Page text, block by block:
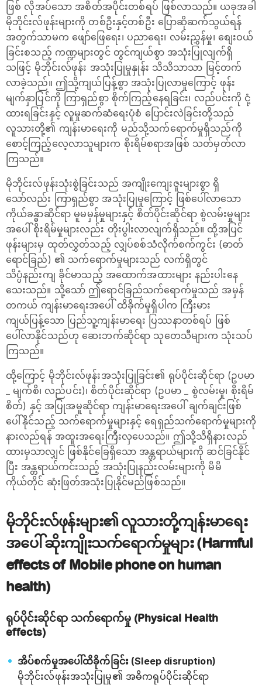
ဖြစ် လိုအပ်သော အစိတ်အပိုင်းတစ်ရပ် ဖြစ်လာသည်။ ယခုအခါ
မိုဘိုင်းလ်ဖုန်းများကို တစ်ဦးနှင့်တစ်ဦး ပြောဆိုဆက်သွယ်ရန်
အတွက်သာမက ဖျော်ဖြေရေး၊ ပညာရေး၊ လမ်းညွှန်မှု၊ စျေးဝယ်
ခြင်းစသည့် ကဏ္ဍများတွင် တွင်ကျယ်စွာ အသုံးပြုလျက်ရှိ
သဖြင့် မိုဘိုင်းလ်ဖုန်း အသုံးပြုမှုနှုန်း သိသိသာသာ မြင့်တက်
လာခဲ့သည်။ ဤသို့ကျယ်ပြန့်စွာ အသုံးပြုလာမှုကြောင့် ဖုန်း
မျက်နှာပြင်ကို ကြာရှည်စွာ စိုက်ကြည့်နေရခြင်း၊ လည်ပင်းကို ငုံ့
ထားရခြင်းနှင့် လူမှုဆက်ဆံရေးပုံစံ ပြောင်းလဲခြင်းတို့သည်
လူသားတို့၏ ကျန်းမာရေးကို မည်သို့သက်ရောက်မှုရှိသည်ကို
စောင့်ကြည့်လေ့လာသူများက စိုးရိမ်စရာအဖြစ် သတ်မှတ်လာ
ကြသည်။
မိုဘိုင်းလ်ဖုန်းသုံးစွဲခြင်းသည် အကျိုးကျေးဇူးများစွာ ရှိ
သော်လည်း ကြာရှည်စွာ အသုံးပြုမှုကြောင့် ဖြစ်ပေါ်လာသော
ကိုယ်ခန္ဓာဆိုင်ရာ မူမမှန်မှုများနှင့် စိတ်ပိုင်းဆိုင်ရာ စွဲလမ်းမှုများ
အပေါ် စိုးရိမ်မှုများလည်း တိုးပွါးလာလျက်ရှိသည်။ ထို့အပြင်
ဖုန်းများမှ ထုတ်လွှတ်သည့် လျှပ်စစ်သံလိုက်စက်ကွင်း (ဓာတ်
ရောင်ခြည်) ၏ သက်ရောက်မှုများသည် လက်ရှိတွင်
သိပ္ပံနည်းကျ ခိုင်မာသည့် အထောက်အထားများ နည်းပါးနေ
သေးသည်။ သို့သော် ဤရောင်ခြည်သက်ရောက်မှုသည် အမှန်
တကယ် ကျန်းမာရေးအပေါ် ထိခိုက်မှုရှိပါက ကြီးမား
ကျယ်ပြန့်သော ပြည်သူ့ကျန်းမာရေး ပြဿနာတစ်ရပ် ဖြစ်
ပေါ်လာနိုင်သည်ဟု ဆေးဘက်ဆိုင်ရာ သုတေသီများက သုံးသပ်
ကြသည်။
ထို့ကြောင့် မိုဘိုင်းလ်ဖုန်းအသုံးပြုခြင်း၏ ရုပ်ပိုင်းဆိုင်ရာ (ဥပမာ
_ မျက်စိ၊ လည်ပင်း)၊ စိတ်ပိုင်းဆိုင်ရာ (ဥပမာ _ စွဲလမ်းမှု၊ စိုးရိမ်
စိတ်) နှင့် အပြုအမူဆိုင်ရာ ကျန်းမာရေးအပေါ် ချက်ချင်းဖြစ်
ပေါ်နိုင်သည့် သက်ရောက်မှုများနှင့် ရေရှည်သက်ရောက်မှုများကို
နားလည်ရန် အထူးအရေးကြီးလှပေသည်။ ဤသို့သိရှိနားလည်
ထားမှသာလျှင် ဖြစ်နိုင်ခြေရှိသော အန္တရာယ်များကို ဆင်ခြင်နိုင်
ပြီး အန္တရာယ်ကင်းသည့် အသုံးပြုနည်းလမ်းများကို မိမိ
ကိုယ်တိုင် ဆုံးဖြတ်အသုံးပြုနိုင်မည်ဖြစ်သည်။
မိုဘိုင်းလ်ဖုန်းများ၏ လူသားတို့ကျန်းမာရေး
အပေါ် ဆိုးကျိုးသက်ရောက်မှုများ (Harmful
effects of Mobile phone on human
health)
ရုပ်ပိုင်းဆိုင်ရာ သက်ရောက်မှု (Physical Health
effects)
အိပ်စက်မှုအပေါ်ထိခိုက်ခြင်း (Sleep disruption)
မိုဘိုင်းလ်ဖုန်းအသုံးပြုမှု၏ အဓိကရုပ်ပိုင်းဆိုင်ရာ